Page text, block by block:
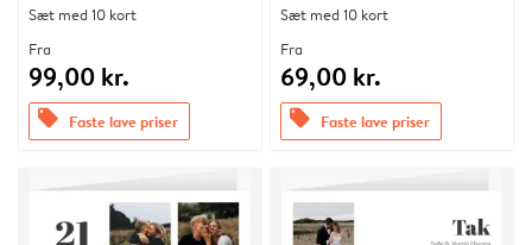
Sæt med 10 kort
Fra
99,00 kr.
offers Faste lave priser
Sæt med 10 kort
Fra
69,00 kr.
offers Faste lave priser